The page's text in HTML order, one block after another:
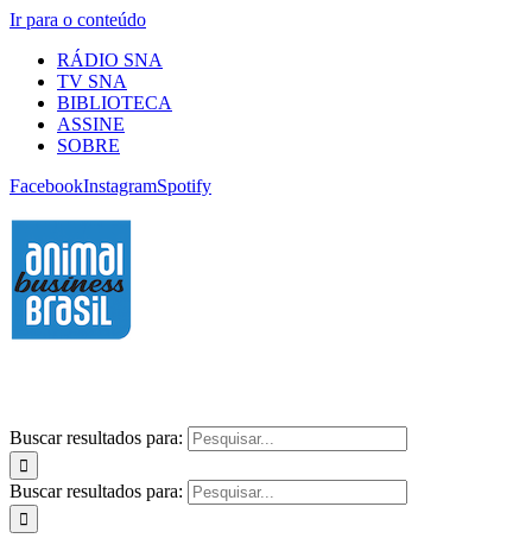
Ir para o conteúdo
RÁDIO SNA
TV SNA
BIBLIOTECA
ASSINE
SOBRE
FacebookInstagramSpotify
Buscar resultados para:
Buscar resultados para: